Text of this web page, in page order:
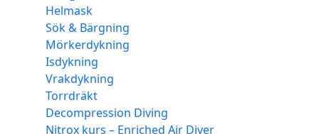
Helmask
Sök & Bärgning
Mörkerdykning
Isdykning
Vrakdykning
Torrdräkt
Decompression Diving
Nitrox kurs – Enriched Air Diver